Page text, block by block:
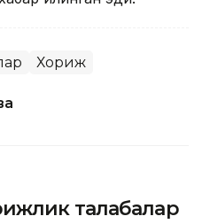
Хориж
талабалар